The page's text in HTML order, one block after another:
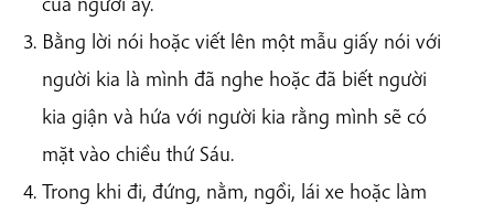
Bằng lời nói hoặc viết lên một mẫu giấy nói với
người kia là mình đã nghe hoặc đã biết người
kia giận và hứa với người kia rằng mình sẽ có
mặt vào chiều thứ Sáu.
Trong khi đi, đứng, nằm, ngồi, lái xe hoặc làm